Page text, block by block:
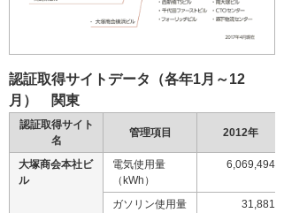
認証取得サイトデータ（各年1月～12
月） 関東
認証取得サイト
名
管理項目 2012年
大塚商会本社ビ
ル
電気使用量
（kWh）
6,069,494
ガソリン使用量
31,881